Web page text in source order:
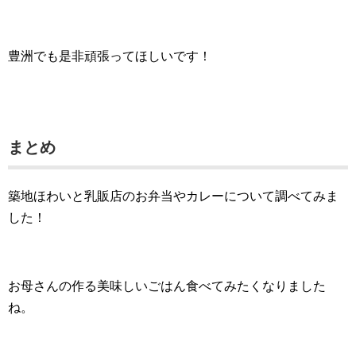
豊洲でも是非頑張ってほしいです！
まとめ
築地ほわいと乳販店のお弁当やカレーについて調べてみま
した！
お母さんの作る美味しいごはん食べてみたくなりました
ね。